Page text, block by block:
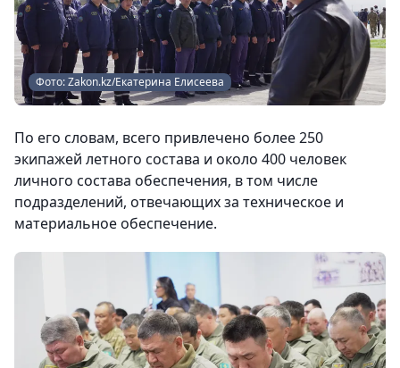
Фото: Zakon.kz/Екатерина Елисеева
По его словам, всего привлечено более 250
экипажей летного состава и около 400 человек
личного состава обеспечения, в том числе
подразделений, отвечающих за техническое и
материальное обеспечение.